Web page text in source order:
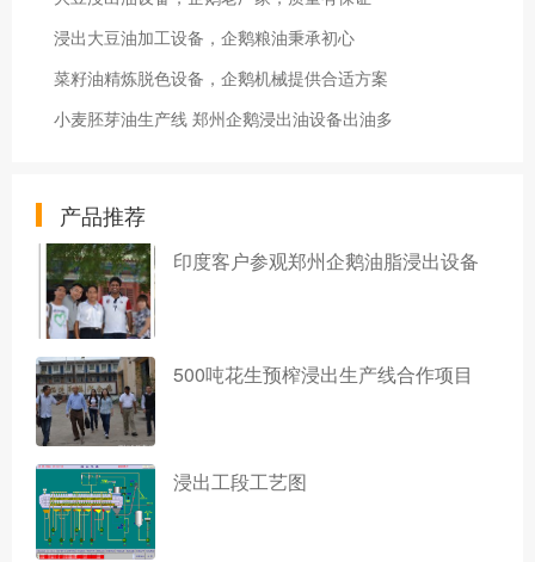
浸出大豆油加工设备，企鹅粮油秉承初心
菜籽油精炼脱色设备，企鹅机械提供合适方案
小麦胚芽油生产线 郑州企鹅浸出油设备出油多
产品推荐
印度客户参观郑州企鹅油脂浸出设备
500吨花生预榨浸出生产线合作项目
浸出工段工艺图